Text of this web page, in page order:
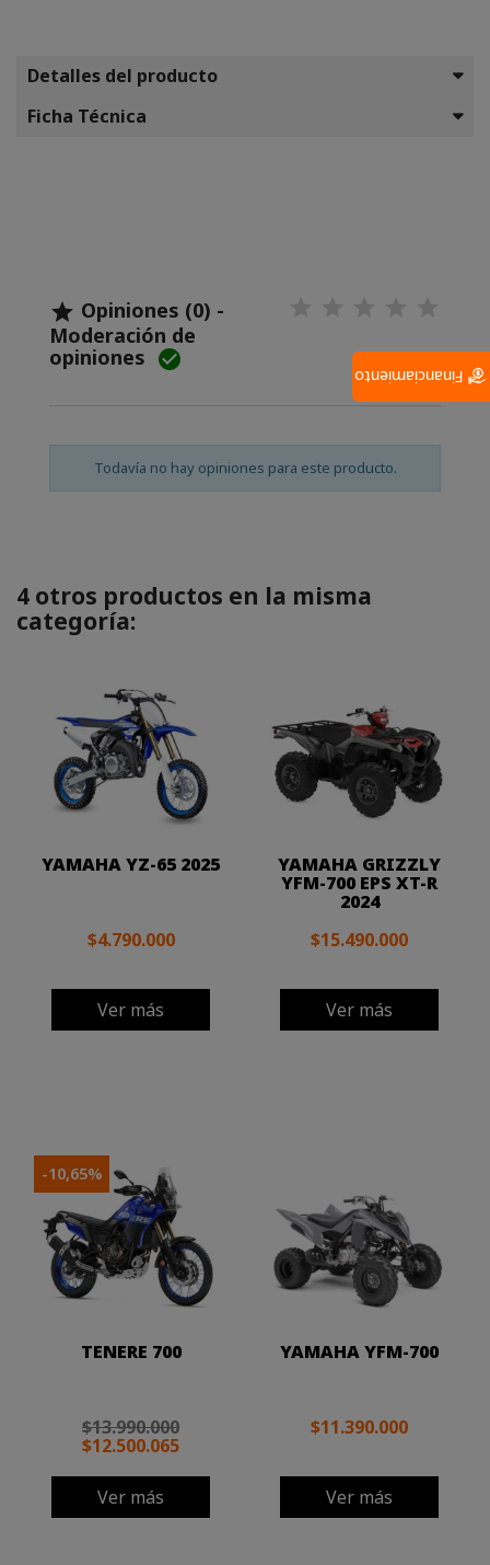
Detalles del producto
Ficha Técnica
 Opiniones (0) -
Moderación de
opiniones 
Todavía no hay opiniones para este producto.
4 otros productos en la misma
categoría:
YAMAHA YZ-65 2025
$4.790.000
Ver más
YAMAHA GRIZZLY
YFM-700 EPS XT-R
2024
$15.490.000
Ver más
TENERE 700
$13.990.000
$12.500.065
Ver más
-10,65%
YAMAHA YFM-700
$11.390.000
Ver más
Financiamiento